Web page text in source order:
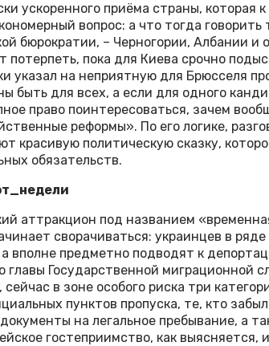
ускоренного приёма страны, которая
вопрос: а что тогда
бюрократии, – Черногории, Албании
потерпеть, пока для Киева срочно
указал на неприятную для Брюсселя
быть для всех, а если для одного
право поинтересоваться, зачем
реформы». По его логике,
красивую политическую сказку,
обязательств.
аттракцион под названием
сворачиваться: украинцев в
а вполне предметно подводят к
главы Государственной миграционной
сейчас в зоне особого риска три
пунктов пропуска, те, кто
на легальное пребывание, а
гостеприимство, как